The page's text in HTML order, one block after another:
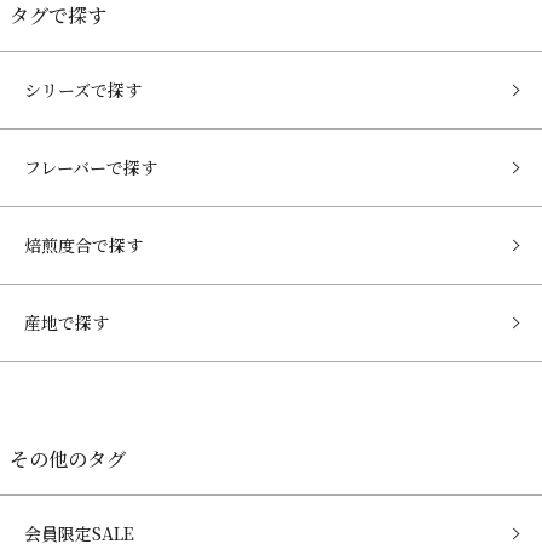
タグで探す
シリーズで探す
フレーバーで探す
焙煎度合で探す
産地で探す
その他のタグ
会員限定SALE